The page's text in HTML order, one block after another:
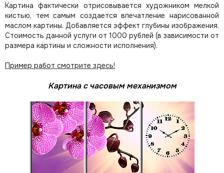
Картина фактически отрисовывается художником мелкой
кистью, тем самым создается впечатление нарисованной
маслом картины. Добавляется эффект глубины изображения.
Стоимость данной услуги от 1000 рублей (в зависимости от
размера картины и сложности исполнения).
Пример работ смотрите здесь!
Картина с часовым механизмом